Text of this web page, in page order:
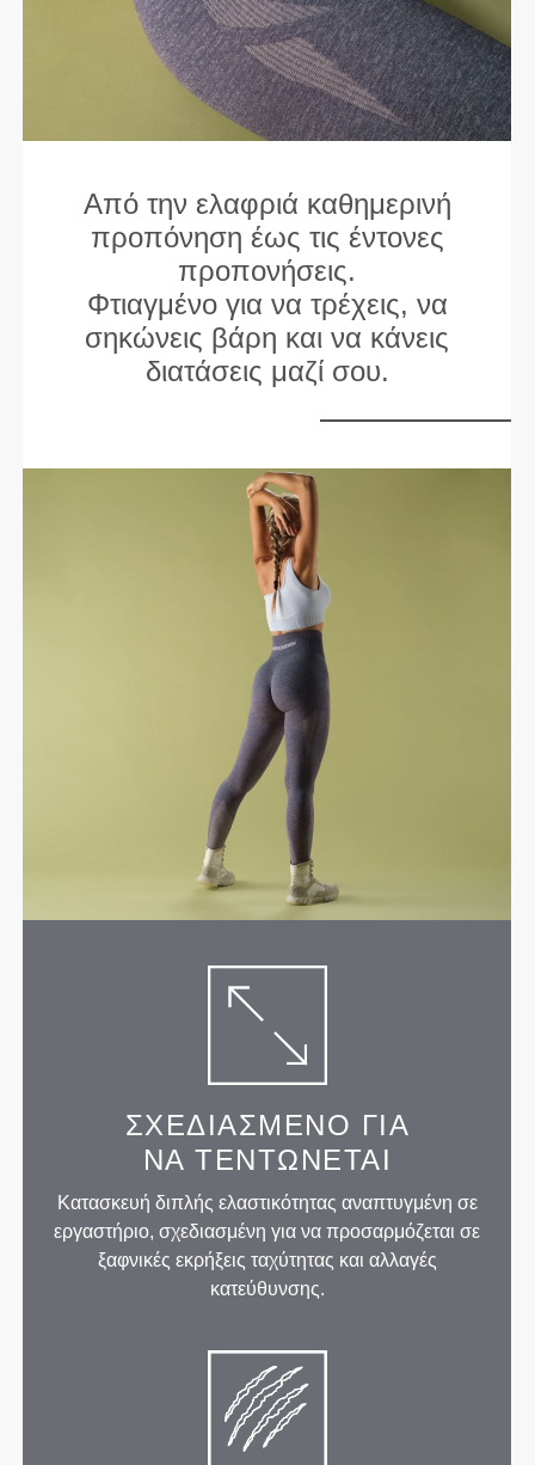
Από την ελαφριά καθημερινή
προπόνηση έως τις έντονες
προπονήσεις.
Φτιαγμένο για να τρέχεις, να
σηκώνεις βάρη και να κάνεις
διατάσεις μαζί σου.
ΣΧΕΔΙΑΣΜΈΝΟ ΓΙΑ
ΝΑ ΤΕΝΤΏΝΕΤΑΙ
Κατασκευή διπλής ελαστικότητας αναπτυγμένη σε
εργαστήριο, σχεδιασμένη για να προσαρμόζεται σε
ξαφνικές εκρήξεις ταχύτητας και αλλαγές
κατεύθυνσης.